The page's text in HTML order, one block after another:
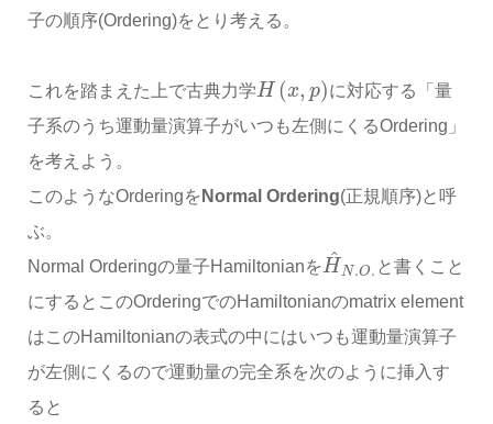
子の順序(Ordering)をとり考える。
これを踏まえた上で古典力学H (x, p)に対応する「量
子系のうち運動量演算子がいつも左側にくるOrdering」
を考えよう。
このようなOrderingを Normal Ordering(正規順序)と呼
ぶ。
Normal Orderingの量子HamiltonianをH
^N.O. と書くこと
にするとこのOrderingでのHamiltonianのmatrix element
はこのHamiltonianの表式の中にはいつも運動量演算子
が左側にくるので運動量の完全系を次のように挿入す
ると